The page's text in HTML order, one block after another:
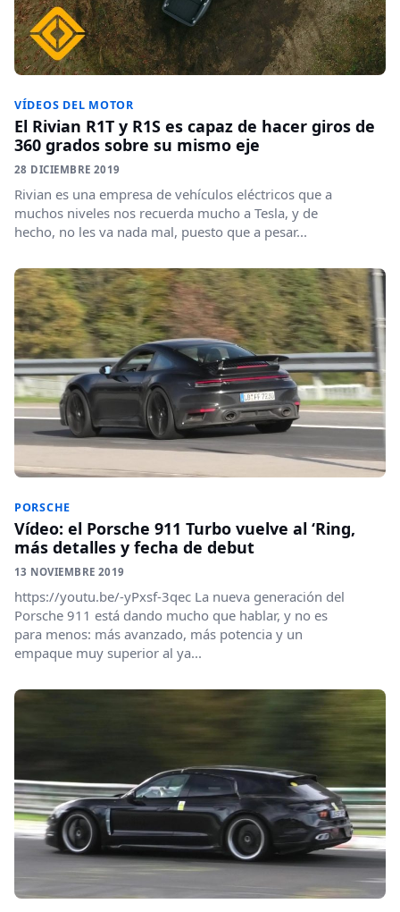
VÍDEOS DEL MOTOR
El Rivian R1T y R1S es capaz de hacer giros de
360 grados sobre su mismo eje
28 DICIEMBRE 2019
Rivian es una empresa de vehículos eléctricos que a
muchos niveles nos recuerda mucho a Tesla, y de
hecho, no les va nada mal, puesto que a pesar...
PORSCHE
Vídeo: el Porsche 911 Turbo vuelve al ‘Ring,
más detalles y fecha de debut
13 NOVIEMBRE 2019
https://youtu.be/-yPxsf-3qec La nueva generación del
Porsche 911 está dando mucho que hablar, y no es
para menos: más avanzado, más potencia y un
empaque muy superior al ya...